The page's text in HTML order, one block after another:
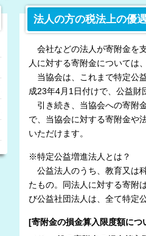
法人の方の税法上の優
会社などの法人が寄附金を
人に対する寄附金については
当協会は、これまで特定公
成23年4月1日付けで、公益財
引き続き、当協会への寄附
で、当協会に対する寄附金や
いただけます。
※特定公益増進法人とは？
公益法人のうち、教育又は
たもの。同法人に対する寄附
び公益社団法人は、全て特定
[寄附金の損金算入限度額につ